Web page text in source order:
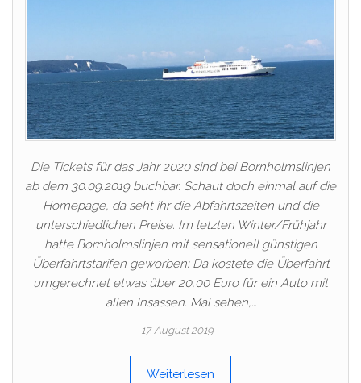
Die Tickets für das Jahr 2020 sind bei Bornholmslinjen
ab dem 30.09.2019 buchbar. Schaut doch einmal auf die
Homepage, da seht ihr die Abfahrtszeiten und die
unterschiedlichen Preise. Im letzten Winter/Frühjahr
hatte Bornholmslinjen mit sensationell günstigen
Überfahrtstarifen geworben: Da kostete die Überfahrt
umgerechnet etwas über 20,00 Euro für ein Auto mit
allen Insassen. Mal sehen,…
17. August 2019
Weiterlesen